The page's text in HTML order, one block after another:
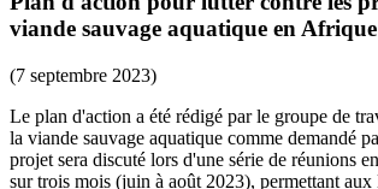
viande sauvage aquatique en
(7 septembre 2023)
Le plan d'action a été rédigé par le groupe de
la viande sauvage aquatique comme demandé
projet sera discuté lors d'une série de réunions
sur trois mois (juin à août 2023), permettant aux